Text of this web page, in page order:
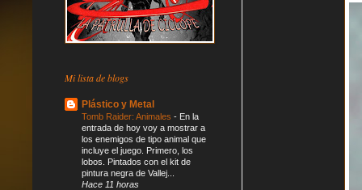
Mi lista de blogs
Plástico y Metal
Tomb Raider: Animales - En la
entrada de hoy voy a mostrar a
los enemigos de tipo animal que
incluye el juego. Primero, los
lobos. Pintados con el kit de
pintura negra de Vallej...
Hace 11 horas